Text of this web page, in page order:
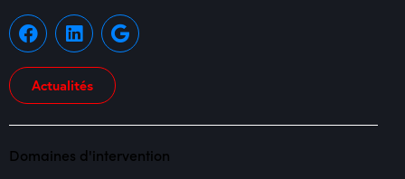
Actualités
Domaines d'intervention